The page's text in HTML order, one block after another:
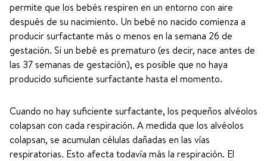
permite que los bebés respiren en un entorno con aire
después de su nacimiento. Un bebé no nacido comienza a
producir surfactante más o menos en la semana 26 de
gestación. Si un bebé es prematuro (es decir, nace antes de
las 37 semanas de gestación), es posible que no haya
producido suficiente surfactante hasta el momento.
Cuando no hay suficiente surfactante, los pequeños alvéolos
colapsan con cada respiración. A medida que los alvéolos
colapsan, se acumulan células dañadas en las vías
respiratorias. Esto afecta todavía más la respiración. El